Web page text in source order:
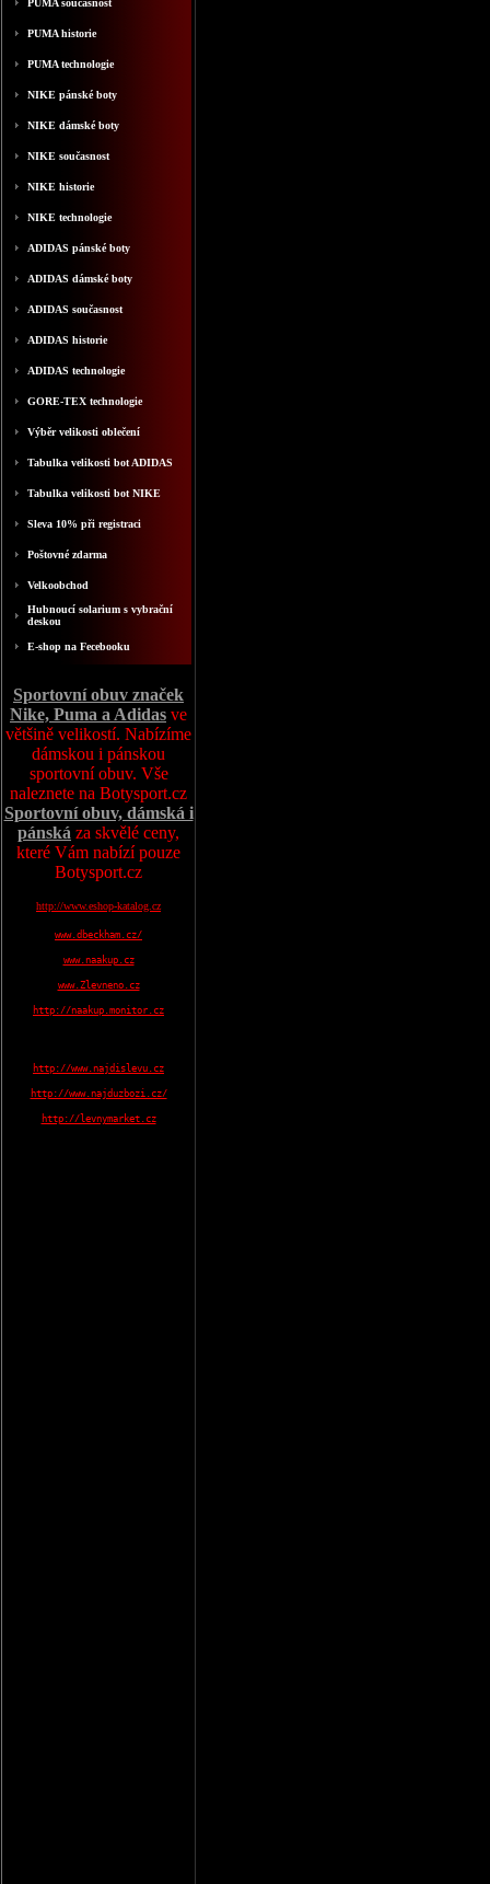
PUMA současnost
PUMA historie
PUMA technologie
NIKE pánské boty
NIKE dámské boty
NIKE současnost
NIKE historie
NIKE technologie
ADIDAS pánské boty
ADIDAS dámské boty
ADIDAS současnost
ADIDAS historie
ADIDAS technologie
GORE-TEX technologie
Výběr velikosti oblečení
Tabulka velikosti bot ADIDAS
Tabulka velikosti bot NIKE
Sleva 10% při registraci
Poštovné zdarma
Velkoobchod
Hubnoucí solarium s vybrační
deskou
E-shop na Fecebooku
Sportovní obuv značek
Nike, Puma a Adidas ve
většině velikostí. Nabízíme
dámskou i pánskou
sportovní obuv. Vše
naleznete na Botysport.cz
Sportovní obuv, dámská i
pánská za skvělé ceny,
které Vám nabízí pouze
Botysport.cz
http://www.eshop-katalog.cz
www.dbeckham.cz/
www.naakup.cz
www.Zlevneno.cz
http://naakup.monitor.cz
http://www.najdislevu.cz
http://www.najduzbozi.cz/
http://levnymarket.cz